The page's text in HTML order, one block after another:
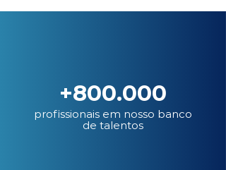
+800.000
profissionais em nosso banco
de talentos